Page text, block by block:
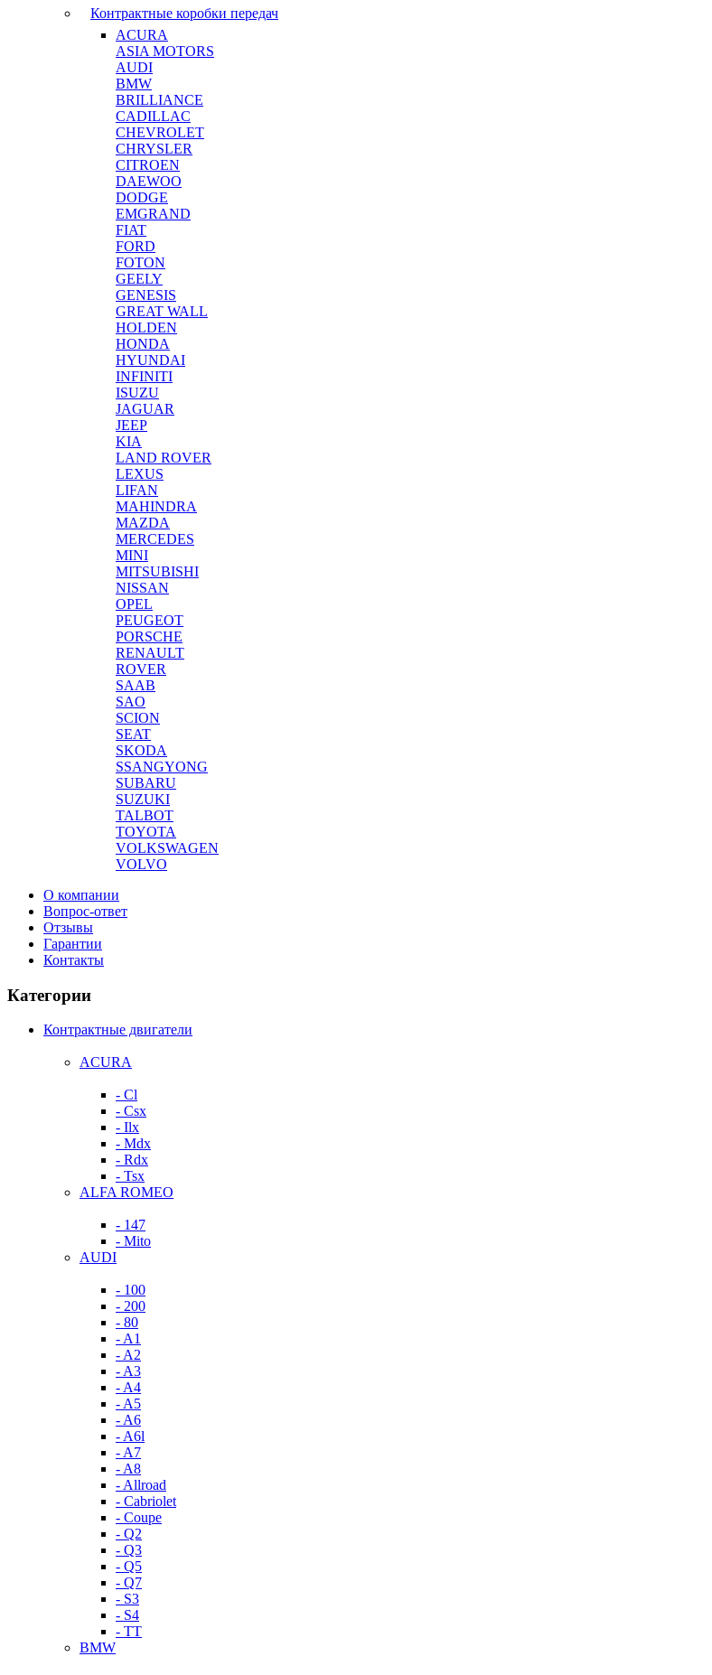
Контрактные коробки передач
ACURA
ASIA MOTORS
AUDI
BMW
BRILLIANCE
CADILLAC
CHEVROLET
CHRYSLER
CITROEN
DAEWOO
DODGE
EMGRAND
FIAT
FORD
FOTON
GEELY
GENESIS
GREAT WALL
HOLDEN
HONDA
HYUNDAI
INFINITI
ISUZU
JAGUAR
JEEP
KIA
LAND ROVER
LEXUS
LIFAN
MAHINDRA
MAZDA
MERCEDES
MINI
MITSUBISHI
NISSAN
OPEL
PEUGEOT
PORSCHE
RENAULT
ROVER
SAAB
SAO
SCION
SEAT
SKODA
SSANGYONG
SUBARU
SUZUKI
TALBOT
TOYOTA
VOLKSWAGEN
VOLVO
О компании
Вопрос-ответ
Отзывы
Гарантии
Контакты
Категории
Контрактные двигатели
ACURA
- Cl
- Csx
- Ilx
- Mdx
- Rdx
- Tsx
ALFA ROMEO
- 147
- Mito
AUDI
- 100
- 200
- 80
- A1
- A2
- A3
- A4
- A5
- A6
- A6l
- A7
- A8
- Allroad
- Cabriolet
- Coupe
- Q2
- Q3
- Q5
- Q7
- S3
- S4
- TT
BMW